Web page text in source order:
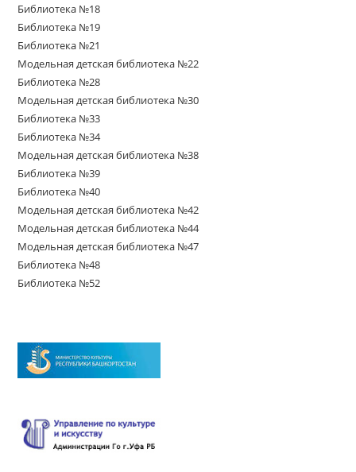
Библиотека №18
Библиотека №19
Библиотека №21
Модельная детская библиотека №22
Библиотека №28
Модельная детская библиотека №30
Библиотека №33
Библиотека №34
Модельная детская библиотека №38
Библиотека №39
Библиотека №40
Модельная детская библиотека №42
Модельная детская библиотека №44
Модельная детская библиотека №47
Библиотека №48
Библиотека №52